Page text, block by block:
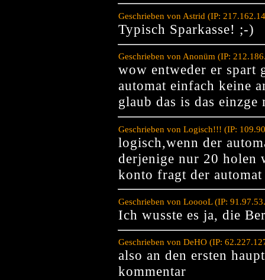
Geschrieben von Astrid (IP:
Typisch Sparkasse! ;-)
Geschrieben von Anonüm (IP:
wow entweder er spart
automat einfach keine
glaub das is das
Geschrieben von Logisch!!! (IP:
logisch,wenn der
derjenige nur 20 holen
konto fragt der
Geschrieben von LooooL (IP:
Ich wusste es ja, die
Geschrieben von DeHO (IP:
also an den ersten
kommentar